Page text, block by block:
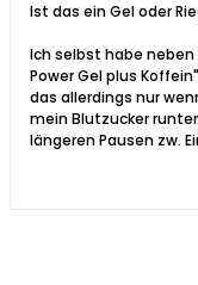
Ist das ein Gel oder
Ich selbst habe
Power Gel plus
das allerdings nur
mein Blutzucker
längeren Pausen zw.